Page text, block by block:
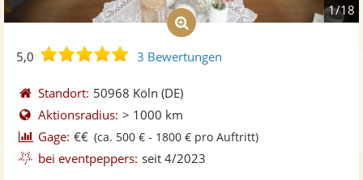
1/18
5,0
5,0
5
Sternen
3 Bewertungen
Standort: 50968 Köln (DE)
Aktionsradius: > 1000 km
Gage: €€ (ca. 500 € - 1800 € pro Auftritt)
bei eventpeppers: seit 4/2023